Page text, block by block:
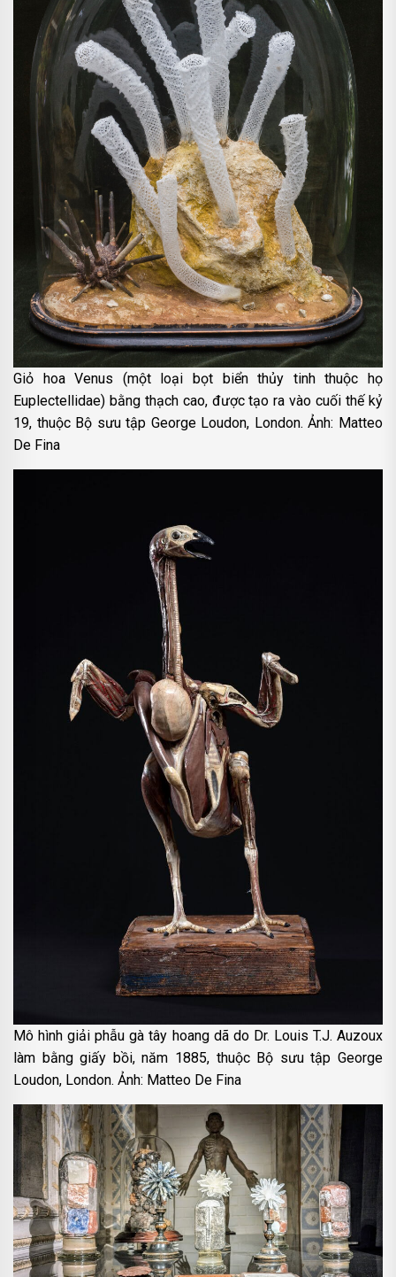
Giỏ hoa Venus (một loại bọt biển thủy tinh thuộc họ
Euplectellidae) bằng thạch cao, được tạo ra vào cuối thế kỷ
19, thuộc Bộ sưu tập George Loudon, London. Ảnh: Matteo
De Fina
Mô hình giải phẫu gà tây hoang dã do Dr. Louis T.J. Auzoux
làm bằng giấy bồi, năm 1885, thuộc Bộ sưu tập George
Loudon, London. Ảnh: Matteo De Fina